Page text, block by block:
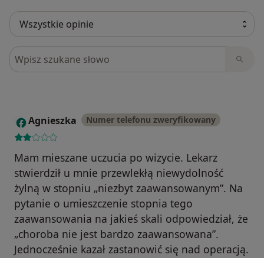
Szukaj w opiniach
A Agnieszka Numer telefonu zweryfikowany
Mam mieszane uczucia po wizycie. Lekarz
stwierdził u mnie przewlekłą niewydolność
żylną w stopniu „niezbyt zaawansowanym”. Na
pytanie o umieszczenie stopnia tego
zaawansowania na jakieś skali odpowiedział, że
„choroba nie jest bardzo zaawansowana”.
Jednocześnie kazał zastanowić się nad operacją.